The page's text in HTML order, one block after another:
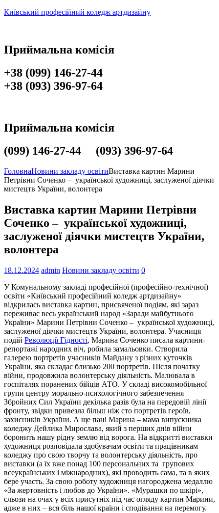
Київський професійний коледж артдизайну
Приймальна комісія
+38 (099) 146-27-44
+38 (093) 396-97-64
Приймальна комісія
(099) 146-27-44 (093) 396-97-64
ГоловнаНовини закладу освітиВиставка картин Марини
Петрівни Соченко – української художниці, заслуженої діячки
мистецтв України, волонтера
Виставка картин Марини Петрівни
Соченко – української художниці,
заслуженої діячки мистецтв України,
волонтера
18.12.2024 admin Новини закладу освіти 0
У Комунальному закладі професійної (професійно-технічної)
освіти «Київський професійний коледж артдизайну»
відкрилась виставка картин, присвяченої подіям, які зараз
переживає весь український народ «Заради майбутнього
України» Марини Петрівни Соченко – української художниці,
заслуженої діячки мистецтв України, волонтера. Учасниця
подій Революції Гідності, Марина Соченко писала картини-
репортажі народних віч, робила замальовки. Створила
галерею портретів учасників Майдану з різних куточків
України, яка складає близько 200 портретів. Після початку
війни, продовжила волонтерську діяльність. Малювала в
госпіталях поранених бійців АТО. У складі високомобільної
групи центру морально-психологічного забезпечення
Збройних Сил України декілька разів була на передовій лінії
фронту, звідки привезла більш ніж сто портретів героїв,
захисників України. А ще пані Марина – мама випускника
коледжу Дейлика Мирослава, який з перших днів війни
боронить нашу рідну землю від ворога. На відкритті виставки
художниця розповідала здобувачам освіти та працівникам
коледжу про свою творчу та волонтерську діяльність, про
виставки (а їх вже понад 100 персональних та групових
всеукраїнських і міжнародних), які проводить сама, та в яких
бере участь. За свою роботу художниця нагороджена медаллю
«За жертовність і любов до України». «Мурашки по шкірі»,
сльози на очах у всіх присутніх під час огляду картин Марини,
адже в них – вся біль нашої країни і сподівання на перемогу.